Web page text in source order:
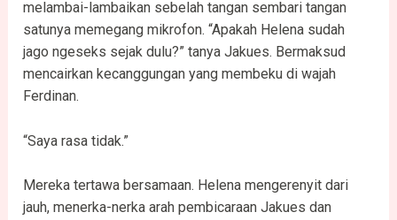
melambai-lambaikan sebelah tangan sembari tangan
satunya memegang mikrofon. “Apakah Helena sudah
jago ngeseks sejak dulu?” tanya Jakues. Bermaksud
mencairkan kecanggungan yang membeku di wajah
Ferdinan.
“Saya rasa tidak.”
Mereka tertawa bersamaan. Helena mengerenyit dari
jauh, menerka-nerka arah pembicaraan Jakues dan